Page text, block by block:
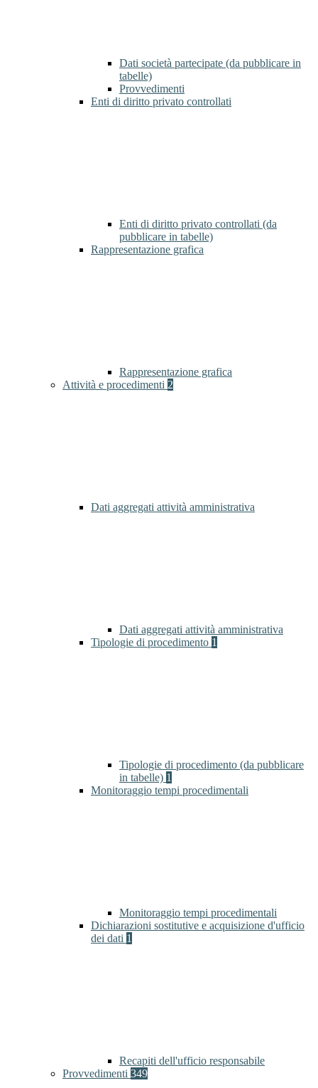
Dati società partecipate (da pubblicare in
tabelle)
Provvedimenti
Enti di diritto privato controllati
Enti di diritto privato controllati (da
pubblicare in tabelle)
Rappresentazione grafica
Rappresentazione grafica
Attività e procedimenti 2
Dati aggregati attività amministrativa
Dati aggregati attività amministrativa
Tipologie di procedimento 1
Tipologie di procedimento (da pubblicare
in tabelle) 1
Monitoraggio tempi procedimentali
Monitoraggio tempi procedimentali
Dichiarazioni sostitutive e acquisizione d'ufficio
dei dati 1
Recapiti dell'ufficio responsabile
Provvedimenti 349